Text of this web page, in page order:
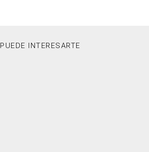
PUEDE INTERESARTE